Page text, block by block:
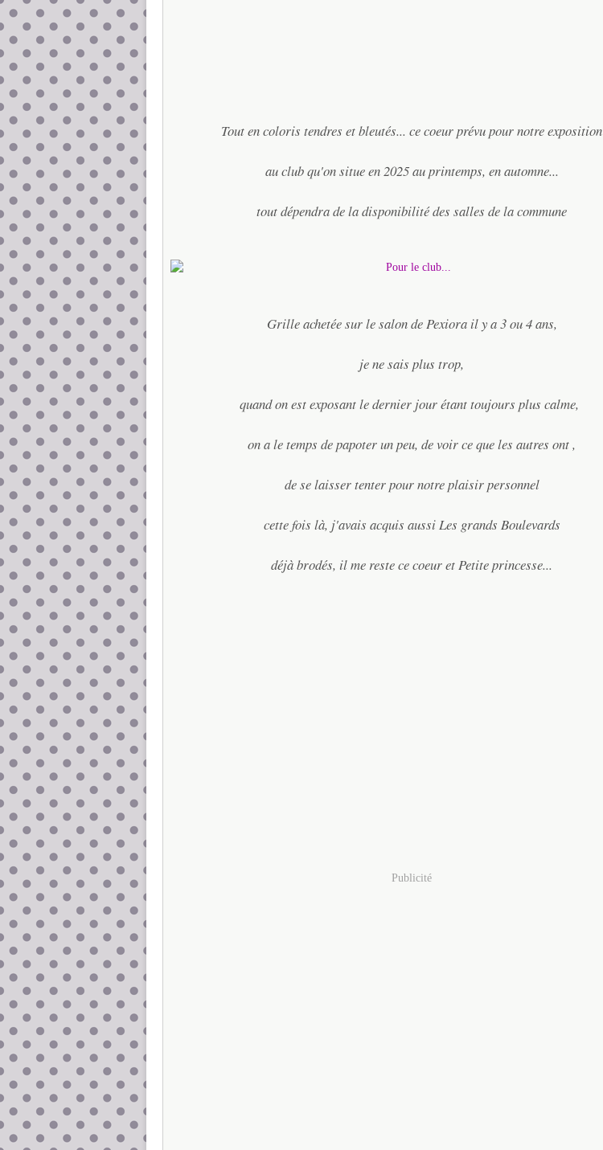
Tout en coloris tendres et bleutés... ce coeur prévu pour notre exposition
au club qu'on situe en 2025 au printemps, en automne...
tout dépendra de la disponibilité des salles de la commune
Grille achetée sur le salon de Pexiora il y a 3 ou 4 ans,
je ne sais plus trop,
quand on est exposant le dernier jour étant toujours plus calme,
on a le temps de papoter un peu, de voir ce que les autres ont ,
de se laisser tenter pour notre plaisir personnel
cette fois là, j'avais acquis aussi Les grands Boulevards
déjà brodés, il me reste ce coeur et Petite princesse...
Publicité